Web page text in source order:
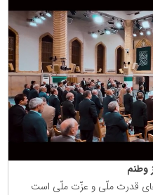
وطنم
قدرت ملّی و عزّت ملّی است